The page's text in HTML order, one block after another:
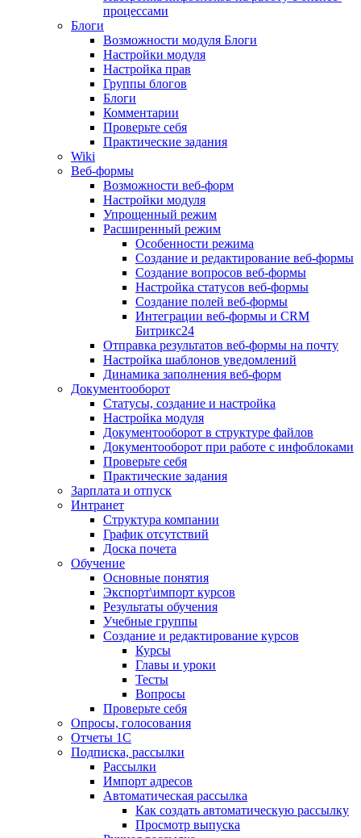
процессами
Блоги
Возможности модуля Блоги
Настройки модуля
Настройка прав
Группы блогов
Блоги
Комментарии
Проверьте себя
Практические задания
Wiki
Веб-формы
Возможности веб-форм
Настройки модуля
Упрощенный режим
Расширенный режим
Особенности режима
Создание и редактирование веб-формы
Создание вопросов веб-формы
Настройка статусов веб-формы
Создание полей веб-формы
Интеграции веб-формы и CRM
Битрикс24
Отправка результатов веб-формы на почту
Настройка шаблонов уведомлений
Динамика заполнения веб-форм
Документооборот
Статусы, создание и настройка
Настройка модуля
Документооборот в структуре файлов
Документооборот при работе с инфоблоками
Проверьте себя
Практические задания
Зарплата и отпуск
Интранет
Структура компании
График отсутствий
Доска почета
Обучение
Основные понятия
Экспорт\импорт курсов
Результаты обучения
Учебные группы
Создание и редактирование курсов
Курсы
Главы и уроки
Тесты
Вопросы
Проверьте себя
Опросы, голосования
Отчеты 1С
Подписка, рассылки
Рассылки
Импорт адресов
Автоматическая рассылка
Как создать автоматическую рассылку
Просмотр выпуска